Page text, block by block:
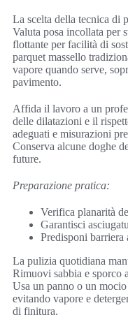
La scelta della tecnica di
Valuta posa incollata per
flottante per facilità di
parquet massello
vapore quando serve,
pavimento.
Affida il lavoro a un
delle dilatazioni e il
adeguati e misurazioni
Conserva alcune doghe
future.
Preparazione pratica:
Verifica planarità
Garantisci
Predisponi barriera
La pulizia quotidiana
Rimuovi sabbia e sporco
Usa un panno o un
evitando vapore e
di finitura.